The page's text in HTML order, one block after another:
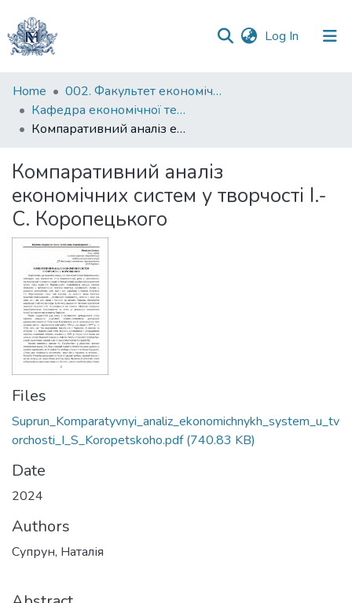
Log In (current)
Communities
&
Collections
Statistics
Home
002. Факультет економічних наук
Кафедра економічної теорії
Компаративний аналіз економічних систем у творчості І.-С. Коропецького
Компаративний аналіз
економічних систем у творчості І.-
С. Коропецького
Files
Suprun_Komparatyvnyi_analiz_ekonomichnykh_system_u_tv
orchosti_I_S_Koropetskoho.pdf(740.83 KB)
Date
2024
Authors
Супрун, Наталія